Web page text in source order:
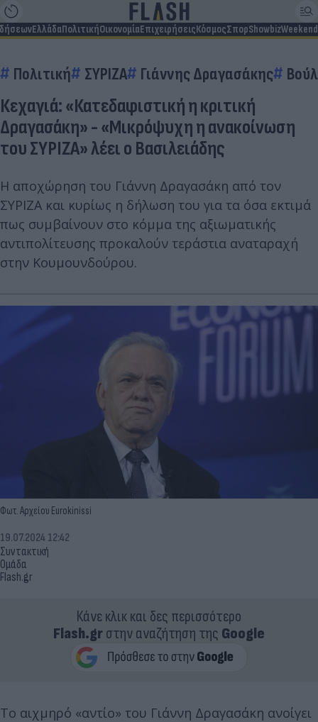
ΕλλάδαΠολιτικήΟικονομίαΕπιχειρήσειςΚόσμοςΣπορShowbizWeekend
Πολιτική ΣΥΡΙΖΑ Γιάννης Δραγασάκης
Κεχαγιά: «Κατεδαφιστική η κριτική
Δραγασάκη» - «Μικρόψυχη η ανακοίνωση
του ΣΥΡΙΖΑ» λέει ο Βασιλειάδης
Η αποχώρηση του Γιάννη Δραγασάκη από τον
ΣΥΡΙΖΑ και κυρίως η δήλωση του για τα όσα εκτιμά
πως συμβαίνουν στο κόμμα της αξιωματικής
αντιπολίτευσης προκαλούν τεράστια αναταραχή
στην Κουμουνδούρου.
Φωτ. Αρχείου Eurokinissi
Συντακτική
Ομάδα
Flash.gr
19.07.2024 12:42
Κάνε κλικ και δες περισσότερο
Flash.grστην αναζήτηση της Google
Το αιχμηρό «αντίο» του Γιάννη Δραγασάκη ανοίγει